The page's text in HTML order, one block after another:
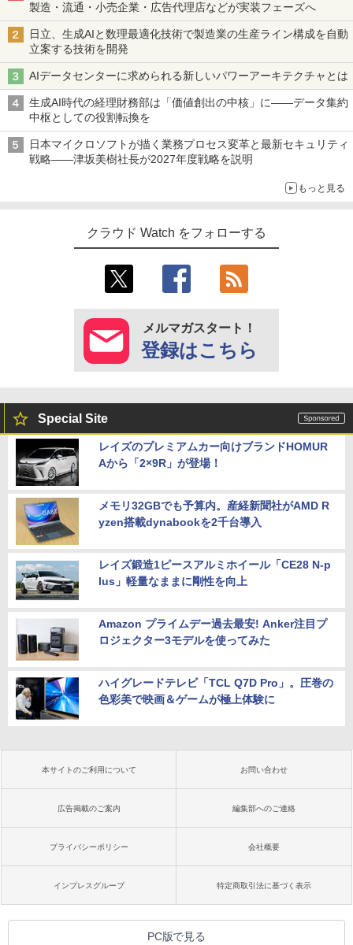
製造・流通・小売企業・広告代理店などが実装フェーズへ
日立、生成AIと数理最適化技術で製造業の生産ライン構成を自動
立案する技術を開発
AIデータセンターに求められる新しいパワーアーキテクチャとは
生成AI時代の経理財務部は「価値創出の中核」に――データ集約
中枢としての役割転換を
日本マイクロソフトが描く業務プロセス変革と最新セキュリティ
戦略――津坂美樹社長が2027年度戦略を説明
もっと見る
クラウド Watch をフォローする
メルマガスタート！
登録はこちら
Special Site
レイズのプレミアムカー向けブランドHOMUR
Aから「2×9R」が登場！
メモリ32GBでも予算内。産経新聞社がAMD R
yzen搭載dynabookを2千台導入
レイズ鍛造1ピースアルミホイール「CE28 N-p
lus」軽量なままに剛性を向上
Amazon プライムデー過去最安! Anker注目プ
ロジェクター3モデルを使ってみた
ハイグレードテレビ「TCL Q7D Pro」。圧巻の
色彩美で映画＆ゲームが極上体験に
本サイトのご利用について お問い合わせ
広告掲載のご案内 編集部へのご連絡
プライバシーポリシー 会社概要
インプレスグループ 特定商取引法に基づく表示
PC版で見る